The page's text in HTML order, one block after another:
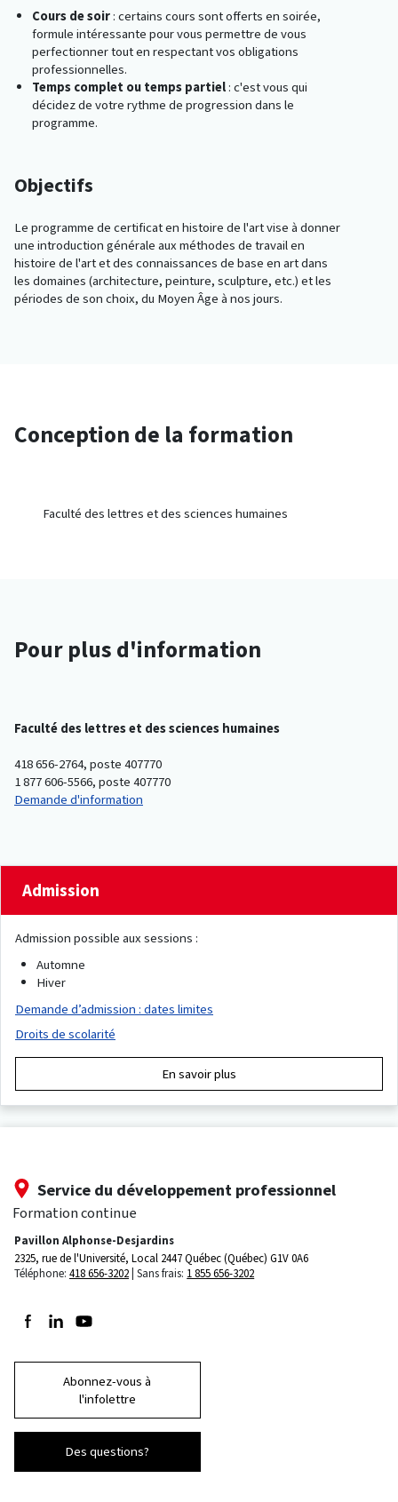
Cours de soir : certains cours sont offerts en soirée,
formule intéressante pour vous permettre de vous
perfectionner tout en respectant vos obligations
professionnelles.
Temps complet ou temps partiel : c'est vous qui
décidez de votre rythme de progression dans le
programme.
Objectifs
Le programme de certificat en histoire de l'art vise à donner
une introduction générale aux méthodes de travail en
histoire de l'art et des connaissances de base en art dans
les domaines (architecture, peinture, sculpture, etc.) et les
périodes de son choix, du Moyen Âge à nos jours.
Conception de la formation
Faculté des lettres et des sciences humaines
Pour plus d'information
Faculté des lettres et des sciences humaines
418 656-2764, poste 407770
1 877 606-5566, poste 407770
Demande d'information
Admission
Admission possible aux sessions :
Automne
Hiver
Demande d’admission : dates limites
Droits de scolarité
En savoir plus
Service du développement professionnel
Formation continue
Pavillon Alphonse-Desjardins
2325, rue de l'Université, Local 2447Québec (Québec) G1V 0A6
Téléphone: 418 656-3202 Sans frais: 1 855 656-3202
Suivez-nous sur Facebook
Suivez-nous sur LinkedIn
Suivez-nous sur Youtube
Abonnez-vous à
l'infolettre
Des questions?